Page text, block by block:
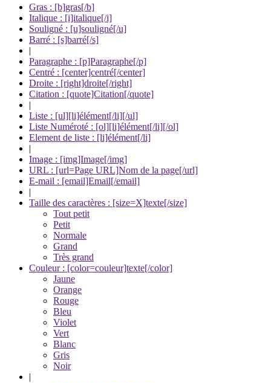
Gras : [b]gras[/b]
Italique : [i]italique[/i]
Souligné : [u]souligné[/u]
Barré : [s]barré[/s]
|
Paragraphe : [p]Paragraphe[/p]
Centré : [center]centré[/center]
Droite : [right]droite[/right]
Citation : [quote]Citation[/quote]
|
Liste : [ul][li]élément[/li][/ul]
Liste Numéroté : [ol][li]élément[/li][/ol]
Element de liste : [li]élément[/li]
|
Image : [img]Image[/img]
URL : [url=Page URL]Nom de la page[/url]
E-mail : [email]Email[/email]
|
Taille des caractères : [size=X]texte[/size]
Tout petit
Petit
Normale
Grand
Très grand
Couleur : [color=couleur]texte[/color]
Jaune
Orange
Rouge
Bleu
Violet
Vert
Blanc
Gris
Noir
|